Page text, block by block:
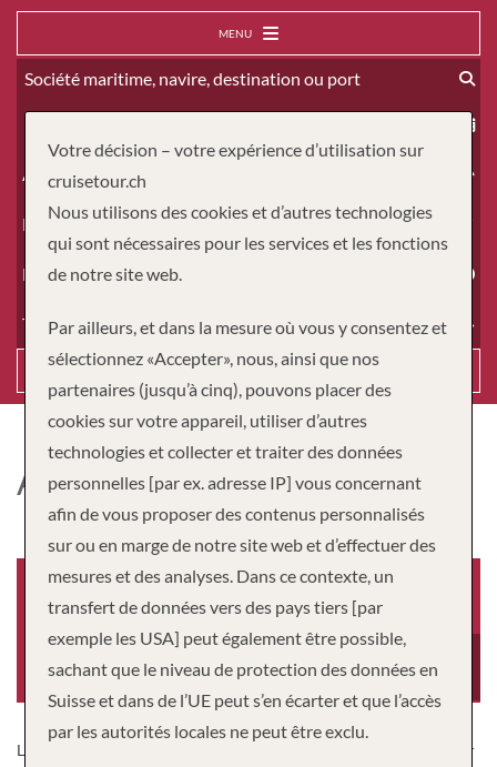
MENU
Adultes
Enfants
Durée
Type de voyage
Recherche
AMADAHLIA
Année de construction
2021
Equipage
62
Lorsque le moment sera venu d’embarquer pour votre croisière sur
Votre décision – votre expérience d’utilisation sur
cruisetour.ch
Nous utilisons des cookies et d’autres technologies
qui sont nécessaires pour les services et les fonctions
de notre site web.
Par ailleurs, et dans la mesure où vous y consentez et
sélectionnez «Accepter», nous, ainsi que nos
partenaires (jusqu’à cinq), pouvons placer des
cookies sur votre appareil, utiliser d’autres
technologies et collecter et traiter des données
personnelles [par ex. adresse IP] vous concernant
afin de vous proposer des contenus personnalisés
sur ou en marge de notre site web et d’effectuer des
mesures et des analyses. Dans ce contexte, un
transfert de données vers des pays tiers [par
exemple les USA] peut également être possible,
sachant que le niveau de protection des données en
Suisse et dans de l’UE peut s’en écarter et que l’accès
par les autorités locales ne peut être exclu.